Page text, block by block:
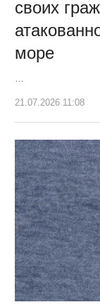
своих
море
21.07.2026 11:08